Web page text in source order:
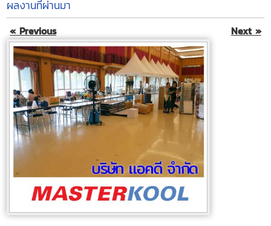
ผลงานที่ผ่านมา
« Previous Next »